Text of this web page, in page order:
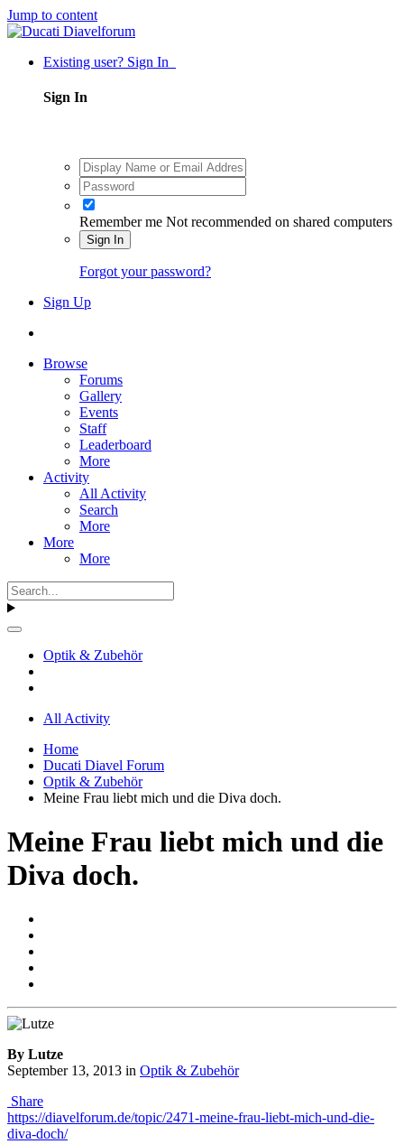
Jump to content
Existing user? Sign In
Sign In
Remember me Not recommended on shared computers
Sign In
Forgot your password?
Sign Up
Browse
Forums
Gallery
Events
Staff
Leaderboard
More
Activity
All Activity
Search
More
More
More
Optik & Zubehör
All Activity
Home
Ducati Diavel Forum
Optik & Zubehör
Meine Frau liebt mich und die Diva doch.
Meine Frau liebt mich und die
Diva doch.
By Lutze
September 13, 2013 in Optik & Zubehör
Share
https://diavelforum.de/topic/2471-meine-frau-liebt-mich-und-die-
diva-doch/